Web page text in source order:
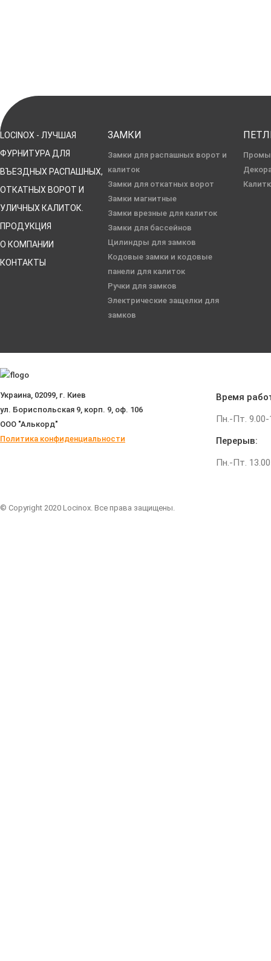
LOCINOX - ЛУЧШАЯ
ФУРНИТУРА ДЛЯ
ВЪЕЗДНЫХ РАСПАШНЫХ,
ОТКАТНЫХ ВОРОТ И
УЛИЧНЫХ КАЛИТОК.
ПРОДУКЦИЯ
О КОМПАНИИ
КОНТАКТЫ
ЗАМКИ
Замки для распашных ворот и
калиток
Замки для откатных ворот
Замки магнитные
Замки врезные для калиток
Замки для бассейнов
Цилиндры для замков
Кодовые замки и кодовые
панели для калиток
Ручки для замков
Электрические защелки для
замков
Украина, 02099, г. Киев
ул. Бориспольская 9, корп. 9, оф. 106
ООО "Алькорд"
Политика конфиденциальности
Время
Пн.-Пт. 9.00-
Перерыв:
Пн.-Пт.
© Copyright 2020 Locinox. Все права защищены.